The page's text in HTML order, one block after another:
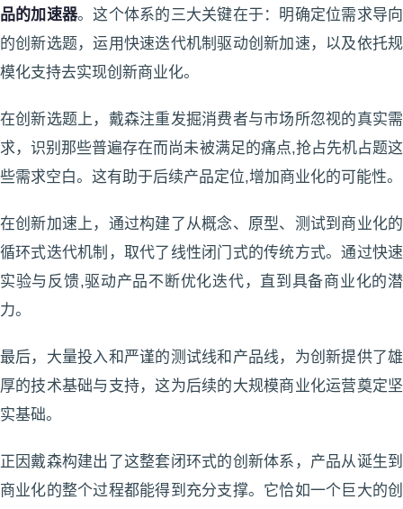
品的加速器。这个体系的三大关键在于：明确定位需求导向
的创新选题，运用快速迭代机制驱动创新加速，以及依托规
模化支持去实现创新商业化。
在创新选题上，戴森注重发掘消费者与市场所忽视的真实需
求，识别那些普遍存在而尚未被满足的痛点,抢占先机占题这
些需求空白。这有助于后续产品定位,增加商业化的可能性。
在创新加速上，通过构建了从概念、原型、测试到商业化的
循环式迭代机制，取代了线性闭门式的传统方式。通过快速
实验与反馈,驱动产品不断优化迭代，直到具备商业化的潜
力。
最后，大量投入和严谨的测试线和产品线，为创新提供了雄
厚的技术基础与支持，这为后续的大规模商业化运营奠定坚
实基础。
正因戴森构建出了这整套闭环式的创新体系，产品从诞生到
商业化的整个过程都能得到充分支撑。它恰如一个巨大的创